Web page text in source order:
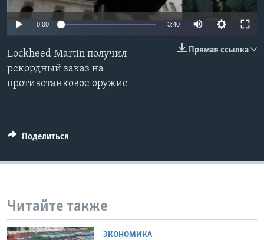
Learning English
СОЦИАЛЬНЫЕ СЕТИ
0:00 3:40
Прямая ссылка
Lockheed Martin получил
рекордный заказ на
противотанковое оружие
Поделиться
Читайте также
ЭКОНОМИКА